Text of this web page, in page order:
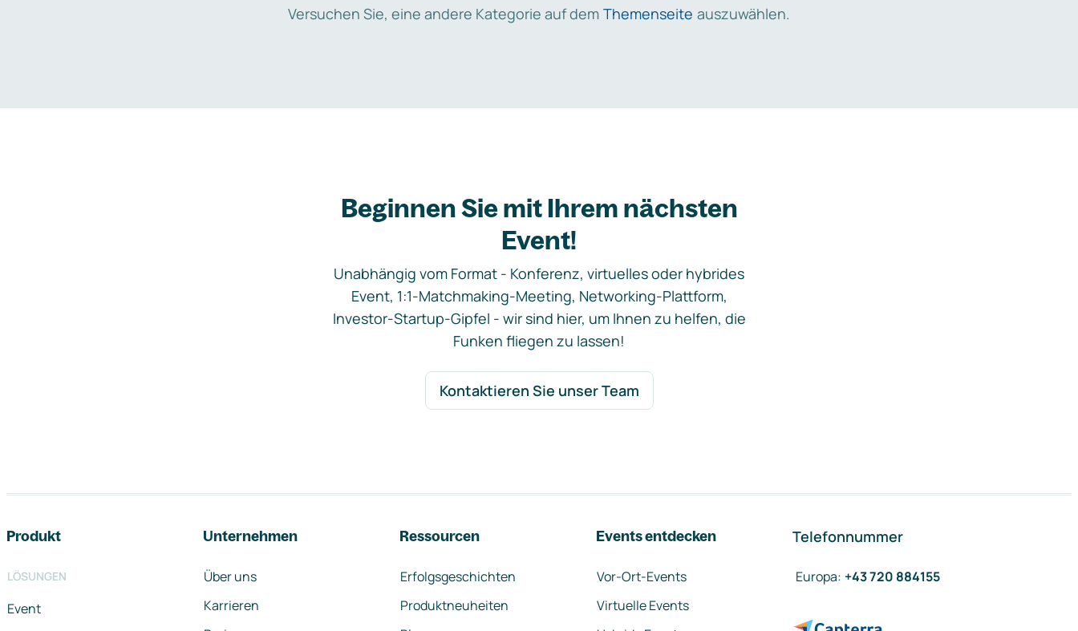
Versuchen Sie, eine andere Kategorie auf dem Themenseite auszuwählen.
Beginnen Sie mit Ihrem nächsten
Event!
Unabhängig vom Format - Konferenz, virtuelles oder hybrides
Event, 1:1-Matchmaking-Meeting, Networking-Plattform,
Investor-Startup-Gipfel - wir sind hier, um Ihnen zu helfen, die
Funken fliegen zu lassen!
Kontaktieren Sie unser Team
Produkt
LÖSUNGEN
Event
Unternehmen
Über uns
Karrieren
Ressourcen
Erfolgsgeschichten
Produktneuheiten
Events entdecken
Vor-Ort-Events
Virtuelle Events
Telefonnummer
Europa: +43 720 884155